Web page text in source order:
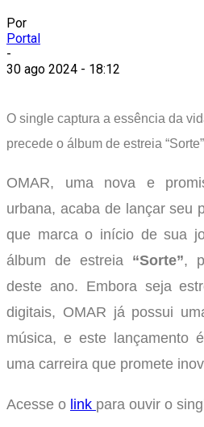
Por
Portal
-
30 ago 2024 - 18:12
O single captura a essência da
precede o álbum de estreia
OMAR, uma nova e
urbana, acaba de lançar seu
que marca o início de sua
álbum de estreia “Sorte”,
deste ano. Embora seja
digitais, OMAR já possui
música, e este lançamento
uma carreira que promete
Acesse o link para ouvir o